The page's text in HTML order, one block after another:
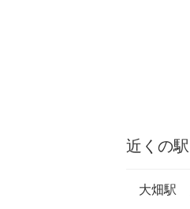
近くの駅
大畑駅